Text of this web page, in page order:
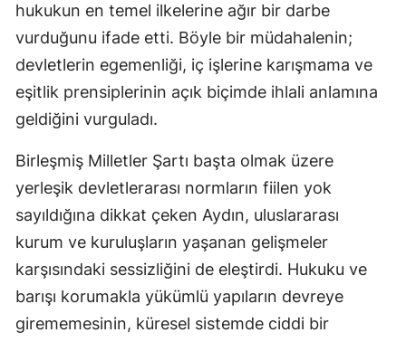
hukukun en temel ilkelerine ağır bir darbe
vurduğunu ifade etti. Böyle bir müdahalenin;
devletlerin egemenliği, iç işlerine karışmama ve
eşitlik prensiplerinin açık biçimde ihlali anlamına
geldiğini vurguladı.
Birleşmiş Milletler Şartı başta olmak üzere
yerleşik devletlerarası normların fiilen yok
sayıldığına dikkat çeken Aydın, uluslararası
kurum ve kuruluşların yaşanan gelişmeler
karşısındaki sessizliğini de eleştirdi. Hukuku ve
barışı korumakla yükümlü yapıların devreye
girememesinin, küresel sistemde ciddi bir